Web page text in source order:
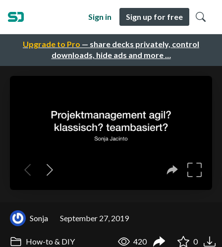
Upgrade to Pro — share decks privately, control
downloads, hide ads and more …
Sign in Sign up for free
Sonja September 27, 2019
How-to & DIY 420 0